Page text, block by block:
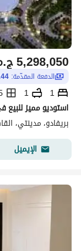
5,298,050
الدفعة المقدّمة:
1
1
بريفادو، مدينتي،
الإيميل